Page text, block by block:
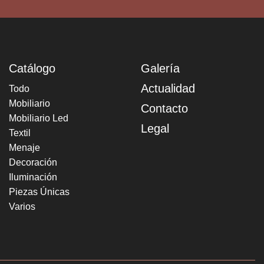
Catálogo
Todo
Mobiliario
Mobiliario Led
Textil
Menaje
Decoración
Iluminación
Piezas Únicas
Varios
Galería
Actualidad
Contacto
Legal